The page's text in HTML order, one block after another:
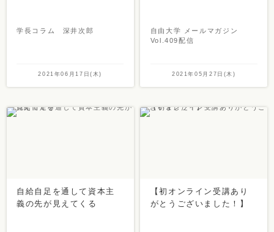
学長コラム 深井次郎
2021年06月17日(木)
自由大学 メールマガジン
Vol.409配信
2021年05月27日(木)
自給自足を通して資本主
義の先が見えてくる
【初オンライン受講あり
がとうございました！】